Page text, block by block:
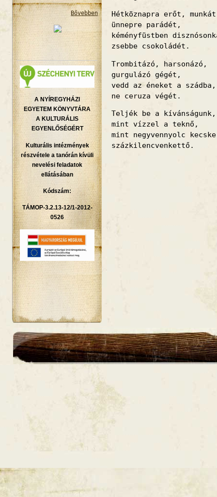
Bővebben
A NYÍREGYHÁZI
EGYETEM KÖNYVTÁRA
A KULTURÁLIS
EGYENLŐSÉGÉRT
Kulturális intézmények
részvétele a tanórán kívüli
nevelési feladatok
ellátásában
Kódszám:
TÁMOP-3.2.13-12/1-2012-
0526
Hétköznapra erőt,
ünnepre parádét,
kéményfüstben
zsebbe csokoládét.
Trombitázó, harsonázó,
gurgulázó gégét,
vedd az éneket a szádba,
ne ceruza végét.
Teljék be a kívánságunk,
mint vízzel a teknő,
mint negyvennyolc
százkilencvenkettő.